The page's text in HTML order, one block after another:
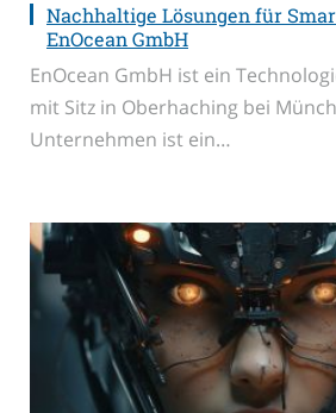
Nachhaltige Lösungen für
EnOcean GmbH
EnOcean GmbH ist ein
mit Sitz in Oberhaching bei
Unternehmen ist ein…